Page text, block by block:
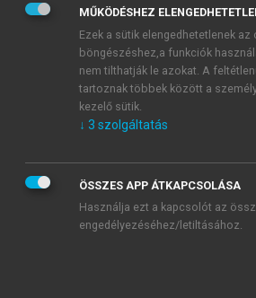
Adatkezelési tájékoztatóban
veszem és elfogadom.
Általános vásárlási feltételeket,
mersz.huoldalak
tudomásul veszem és elfogadom.
KIPRÓBÁLOM
MŰKÖDÉSHEZ
Ezek a sütik elengedhetetlenek
böngészéshez,a funkciók
nem tilthatják le azokat. A
tartoznak többek között a
kezelő sütik.
↓ 3 szolgáltatás
ÖSSZES APP ÁTKAPCSOLÁSA
Használja ezt a kapcsolót az
engedélyezéséhez/letiltásához.